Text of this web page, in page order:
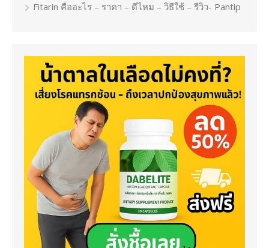
Fitarin คืออะไร – ราคา – ดีไหม – วิธีใช้ – รีวิว- Pantip